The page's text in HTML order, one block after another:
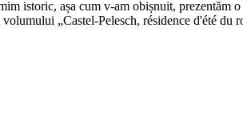
istoric, așa cum v-am obișnuit, prezentăm
„Castel-Pelesch, résidence d'été du